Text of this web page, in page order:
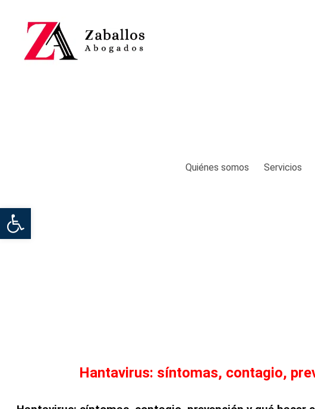
Quiénes somos Servicios
Hantavirus: síntomas, contagio,
Abrir barra de herramientas